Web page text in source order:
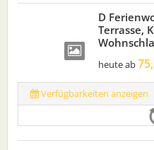
D
Terrasse,
heute ab
Verfügbarkeiten anzeigen